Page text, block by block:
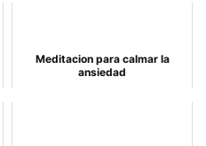
Meditacion para calmar la
ansiedad